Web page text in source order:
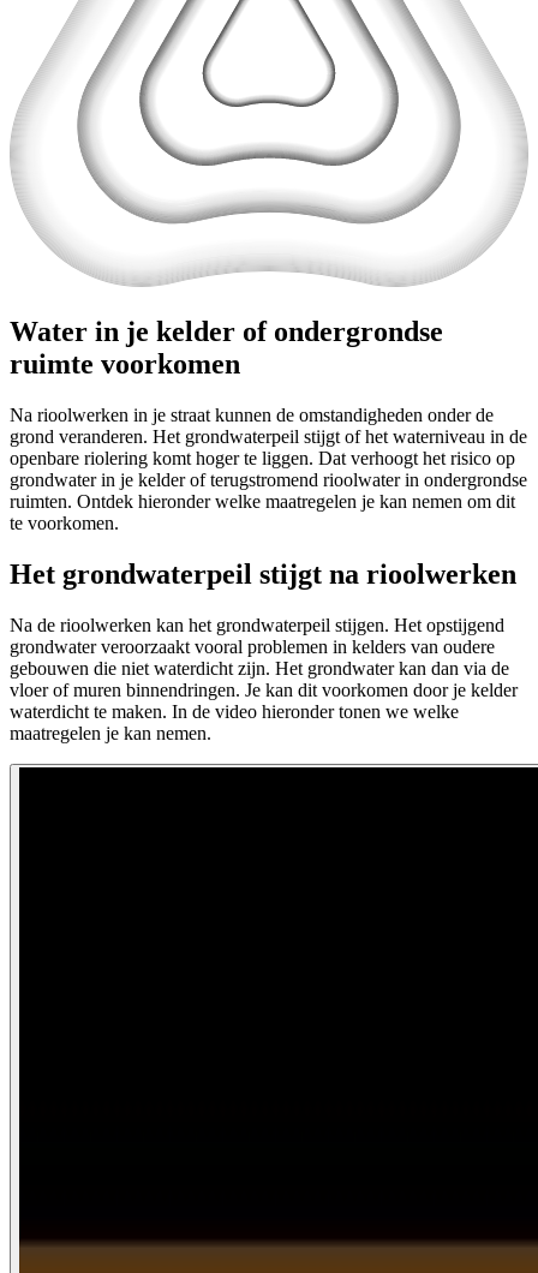
Water in je kelder of ondergrondse
ruimte voorkomen
Na rioolwerken in je straat kunnen de omstandigheden onder de
grond veranderen. Het grondwaterpeil stijgt of het waterniveau in de
openbare riolering komt hoger te liggen. Dat verhoogt het risico op
grondwater in je kelder of terugstromend rioolwater in ondergrondse
ruimten. Ontdek hieronder welke maatregelen je kan nemen om dit
te voorkomen.
Het grondwaterpeil stijgt na rioolwerken
Na de rioolwerken kan het grondwaterpeil stijgen. Het opstijgend
grondwater veroorzaakt vooral problemen in kelders van oudere
gebouwen die niet waterdicht zijn. Het grondwater kan dan via de
vloer of muren binnendringen. Je kan dit voorkomen door je kelder
waterdicht te maken. In de video hieronder tonen we welke
maatregelen je kan nemen.